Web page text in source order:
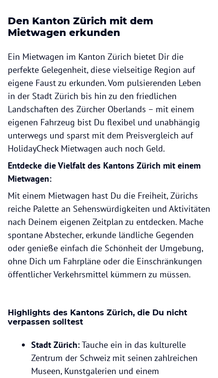
Den Kanton Zürich mit dem
Mietwagen erkunden
Ein Mietwagen im Kanton Zürich bietet Dir die
perfekte Gelegenheit, diese vielseitige Region auf
eigene Faust zu erkunden. Vom pulsierenden Leben
in der Stadt Zürich bis hin zu den friedlichen
Landschaften des Zürcher Oberlands – mit einem
eigenen Fahrzeug bist Du flexibel und unabhängig
unterwegs und sparst mit dem Preisvergleich auf
HolidayCheck Mietwagen auch noch Geld.
Entdecke die Vielfalt des Kantons Zürich mit einem
Mietwagen:
Mit einem Mietwagen hast Du die Freiheit, Zürichs
reiche Palette an Sehenswürdigkeiten und Aktivitäten
nach Deinem eigenen Zeitplan zu entdecken. Mache
spontane Abstecher, erkunde ländliche Gegenden
oder genieße einfach die Schönheit der Umgebung,
ohne Dich um Fahrpläne oder die Einschränkungen
öffentlicher Verkehrsmittel kümmern zu müssen.
Highlights des Kantons Zürich, die Du nicht
verpassen solltest
Stadt Zürich:Tauche ein in das kulturelle
Zentrum der Schweiz mit seinen zahlreichen
Museen, Kunstgalerien und einem